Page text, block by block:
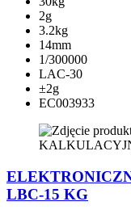
2g
3.2kg
14mm
1/300000
LAC-30
±2g
EC003933
LBC-15 KG